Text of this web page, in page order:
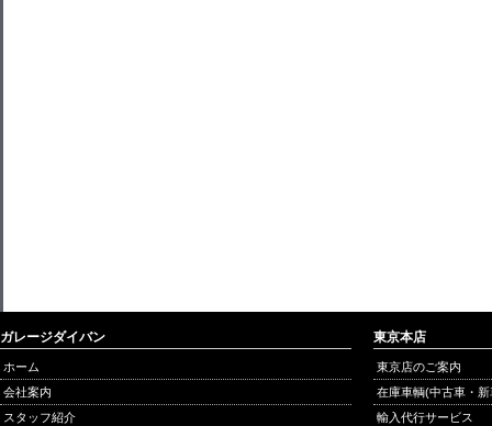
ガレージダイバン
ホーム
会社案内
スタッフ紹介
東京本店
東京店のご案内
在庫車輌(中古車・
輸入代行サービス